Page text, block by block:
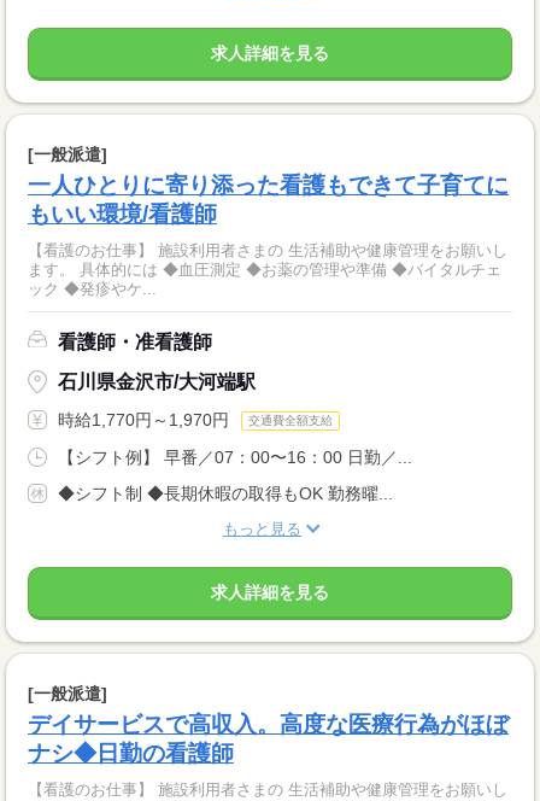
求人詳細を見る
[一般派遣]
一人ひとりに寄り添った看護もできて子育てに
もいい環境/看護師
【看護のお仕事】 施設利用者さまの 生活補助や健康管理をお願いし
ます。 具体的には ◆血圧測定 ◆お薬の管理や準備 ◆バイタルチェ
ック ◆発疹やケ...
看護師・准看護師
石川県金沢市/大河端駅
時給1,770円～1,970円 交通費全額支給
【シフト例】 早番／07：00〜16：00 日勤／...
◆シフト制 ◆長期休暇の取得もOK 勤務曜...
もっと見る
求人詳細を見る
[一般派遣]
デイサービスで高収入。高度な医療行為がほぼ
ナシ◆日勤の看護師
【看護のお仕事】 施設利用者さまの 生活補助や健康管理をお願いし